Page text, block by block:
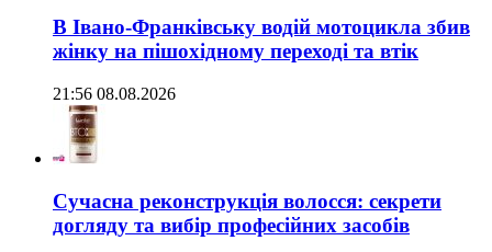
В Івано-Франківську водій мотоцикла збив
жінку на пішохідному переході та втік
21:56 08.08.2026
Сучасна реконструкція волосся: секрети
догляду та вибір професійних засобів